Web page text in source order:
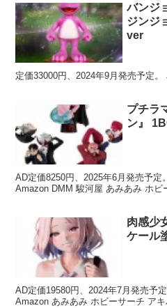
バンジ
ジンジ
ver
定価33000円、2024年9月発売予定
プチラ
ン』
AD定価8250円、2025年6月発売予定
Amazon DMM 駿河屋 あみあみ ホビ
肉感少
ケール
AD定価19580円、2024年7月発売予
Amazon あみあみ ホビーサーチ ア